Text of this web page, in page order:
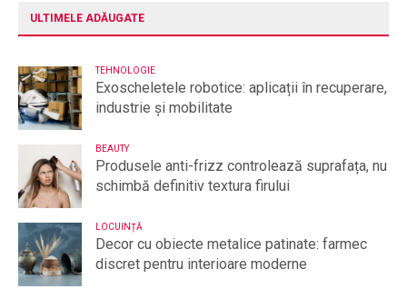
ULTIMELE ADĂUGATE
TEHNOLOGIE
Exoscheletele robotice: aplicații în recuperare,
industrie și mobilitate
BEAUTY
Produsele anti-frizz controlează suprafața, nu
schimbă definitiv textura firului
LOCUINȚĂ
Decor cu obiecte metalice patinate: farmec
discret pentru interioare moderne